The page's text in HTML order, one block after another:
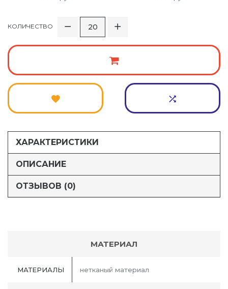
КОЛИЧЕСТВО
ХАРАКТЕРИСТИКИ
ОПИСАНИЕ
ОТЗЫВОВ (0)
МАТЕРИАЛ
МАТЕРИАЛЫ нетканый материал